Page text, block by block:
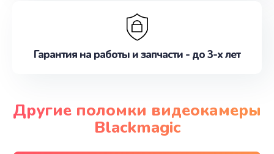
Гарантия на работы и запчасти - до 3-х лет
Другие поломки видеокамеры
Blackmagic